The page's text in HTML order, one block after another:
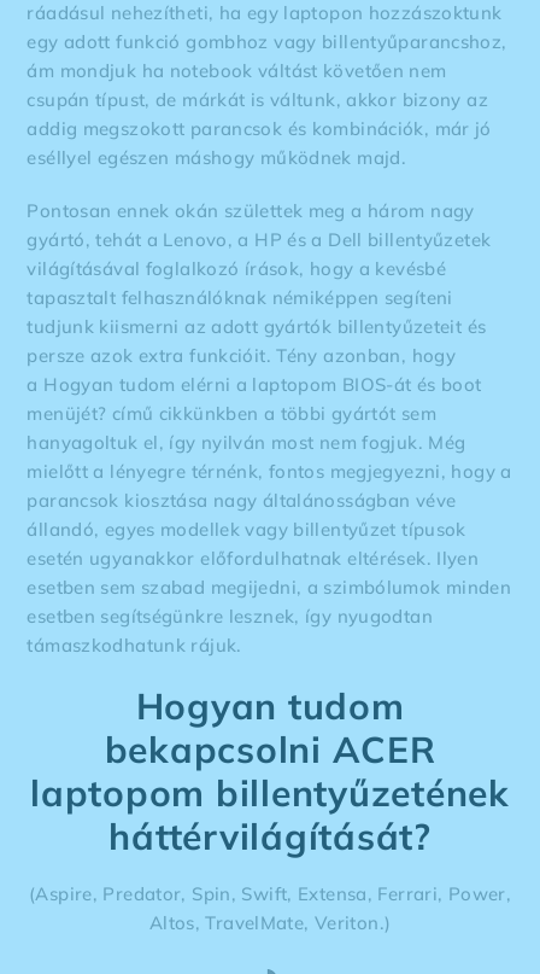
ráadásul nehezítheti, ha egy laptopon hozzászoktunk
egy adott funkció gombhoz vagy billentyűparancshoz,
ám mondjuk ha notebook váltást követően nem
csupán típust, de márkát is váltunk, akkor bizony az
addig megszokott parancsok és kombinációk, már jó
eséllyel egészen máshogy működnek majd.
Pontosan ennek okán születtek meg a három nagy
gyártó, tehát a Lenovo, a HP és a Dell billentyűzetek
világításával foglalkozó írások, hogy a kevésbé
tapasztalt felhasználóknak némiképpen segíteni
tudjunk kiismerni az adott gyártók billentyűzeteit és
persze azok extra funkcióit. Tény azonban, hogy
a Hogyan tudom elérni a laptopom BIOS-át és boot
menüjét? című cikkünkben a többi gyártót sem
hanyagoltuk el, így nyilván most nem fogjuk. Még
mielőtt a lényegre térnénk, fontos megjegyezni, hogy a
parancsok kiosztása nagy általánosságban véve
állandó, egyes modellek vagy billentyűzet típusok
esetén ugyanakkor előfordulhatnak eltérések. Ilyen
esetben sem szabad megijedni, a szimbólumok minden
esetben segítségünkre lesznek, így nyugodtan
támaszkodhatunk rájuk.
Hogyan tudom
bekapcsolni ACER
laptopom billentyűzetének
háttérvilágítását?
(Aspire, Predator, Spin, Swift, Extensa, Ferrari, Power,
Altos, TravelMate, Veriton.)